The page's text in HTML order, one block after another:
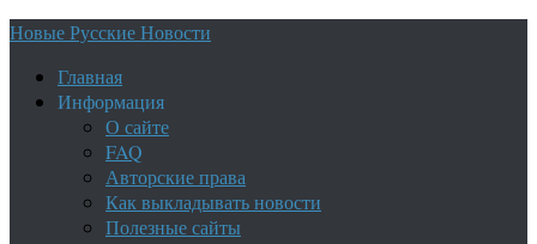
Новые Русские Новости
Главная
Информация
О сайте
FAQ
Авторские права
Как выкладывать новости
Полезные сайты